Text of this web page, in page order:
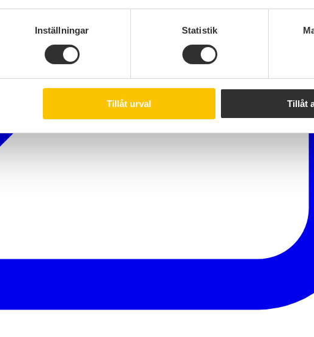
Inställningar Statistik
Tillåt urval Tillåt